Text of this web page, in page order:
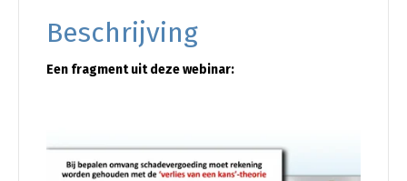
Beschrijving
Een fragment uit deze webinar: